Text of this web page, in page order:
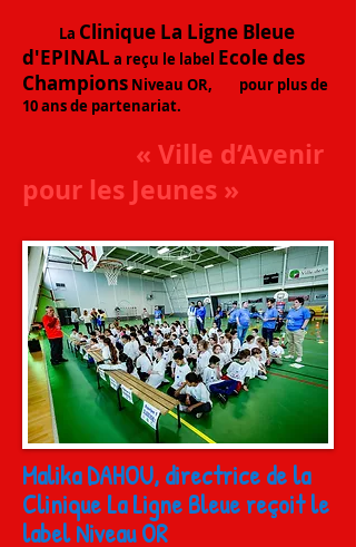
La Clinique La Ligne Bleue
d'EPINAL a reçu le label Ecole des
Champions Niveau OR, pour plus de
10 ans de partenariat.
« Ville d’Avenir
pour les Jeunes »
Malika DAHOU, directrice de la
Clinique La Ligne Bleue reçoit le
label Niveau OR